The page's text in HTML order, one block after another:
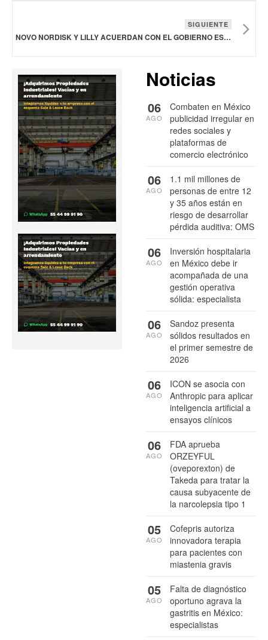
SIGUIENTE
NOVO NORDISK Y LILLY ACUERDAN CON EL GOBIERNO ESTADOUNIDENSE PARA REDUCIR LOS PRECIOS DE LOS MEDICAMENTOS PARA BAJAR DE PESO
Noticias
Combaten en México
publicidad irregular en
redes sociales y
plataformas de
comercio electrónico
06
AGO
1.1 mil millones de
personas de entre 12
y 35 años están en
riesgo de desarrollar
pérdida auditiva: OMS
06
AGO
Inversión hospitalaria
en México debe ir
acompañada de una
gestión operativa
sólida: especialista
06
AGO
Sandoz presenta
sólidos resultados en
el primer semestre de
2026
06
AGO
ICON se asocia con
Anthropic para aplicar
inteligencia artificial a
ensayos clínicos
06
AGO
FDA aprueba
ORZEYFUL
(oveporexton) de
Takeda para tratar la
causa subyacente de
la narcolepsia tipo 1
06
AGO
Cofepris autoriza
innovadora terapia
para pacientes con
miastenia gravis
05
AGO
Falta de diagnóstico
oportuno agrava la
gastritis en México:
especialistas
05
AGO